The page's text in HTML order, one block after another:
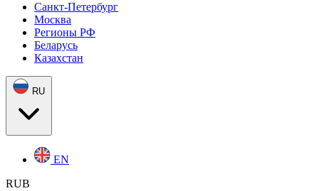
Санкт-Петербург
Москва
Регионы РФ
Беларусь
Казахстан
RU
EN
RUB